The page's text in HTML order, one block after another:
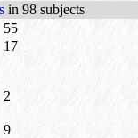
in 98 subjects
55
17
2
9